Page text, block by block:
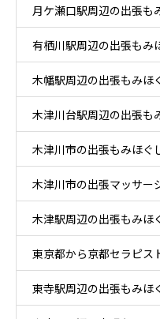
月ケ瀬口駅周辺の出張も
ア
有栖川駅周辺の出張もみ
木幡駅周辺の出張もみほ
木津川台駅周辺の出張も
ア
木津川市の出張もみほぐ
木津川市の出張マッサー
木津駅周辺の出張もみほ
東京都から京都セラピス
東寺駅周辺の出張もみほ